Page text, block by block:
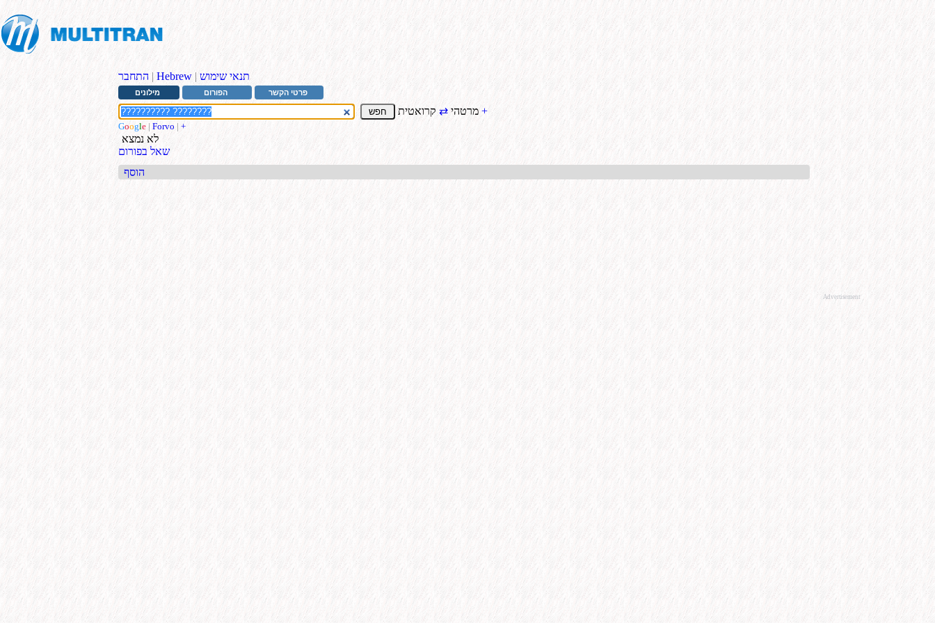
התחבר | Hebrew | תנאי שימוש
מילונים הפורום פרטי הקשר
מרטהי ⇄ +
Google | Forvo | +
לא נמצא
שאל בפורום
הוסף
Advertisement